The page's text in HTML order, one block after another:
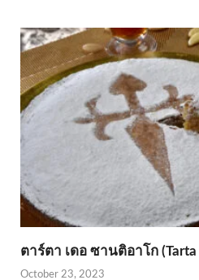
ตาร์ตา เดอ ซานติอาโก (Tarta
October 23, 2023